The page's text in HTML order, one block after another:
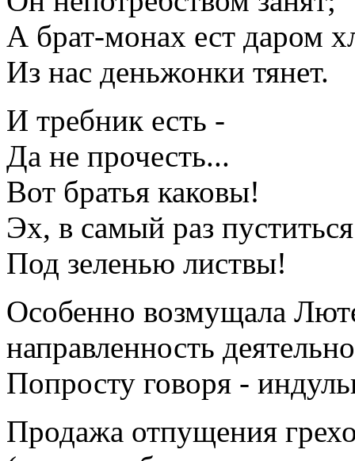
А брат-монах ест даром
Из нас деньжонки тянет.
И требник есть -
Да не прочесть...
Вот братья каковы!
Эх, в самый раз
Под зеленью листвы!
Особенно возмущала
направленность
Попросту говоря -
Продажа отпущения